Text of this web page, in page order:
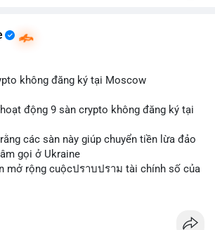
không đăng ký tại Moscow
động 9 sàn crypto không đăng ký tại
các sàn này giúp chuyển tiền lừa đảo
gọi ở Ukraine
mở rộng cuộcปราบปราม tài chính số của